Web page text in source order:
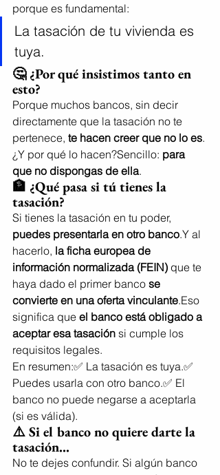
porque es fundamental:
La tasación de tu vivienda es
tuya.
🤔 ¿Por qué insistimos tanto en
esto?
Porque muchos bancos, sin decir
directamente que la tasación no te
pertenece, te hacen creer que no lo es.
¿Y por qué lo hacen?Sencillo: para
que no dispongas de ella.
🏦 ¿Qué pasa si tú tienes la
tasación?
Si tienes la tasación en tu poder,
puedes presentarla en otro banco.Y al
hacerlo, la ficha europea de
información normalizada (FEIN) que te
haya dado el primer banco se
convierte en una oferta vinculante.Eso
significa que el banco está obligado a
aceptar esa tasación si cumple los
requisitos legales.
En resumen:✅ La tasación es tuya.✅
Puedes usarla con otro banco.✅ El
banco no puede negarse a aceptarla
(si es válida).
⚠️ Si el banco no quiere darte la
tasación...
No te dejes confundir. Si algún banco